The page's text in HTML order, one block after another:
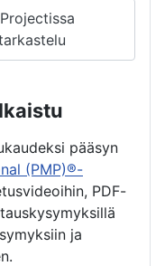
pääsyn
(PMP)®-
PDF-
ja